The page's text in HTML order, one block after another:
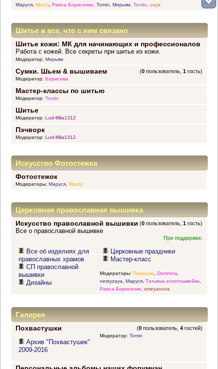
Маруся, Mazzy, Раиса Борисенко, Tomin Мирьям, Tonito zaya
Шитье и все, что с ним связано
Шитье кожи: МК для начинающих и профессионалов
Работа с кожей. Все секреты при шитье из кожи.
Модератор: Мирьям
Сумки. Шьем & вышиваем (0 пользователь,1 гость)
Модератор: Борисова
Мастер-классы по шитью
Модератор: Tonito
Шитье
Модератор: Lud-Mila1312
Пэчворк
Модератор: Lud-Mila1312
Искусство Фотостежка
Фотостежок
Модераторы: Маруся, Mazzy
Церковная православная вышивка
Искусство православной вышивки (0 пользователь,1 гость)
Все о православной вышивке
При поддержке:
Все об изделиях для
православных храмов
СП православной
вышивки
Дизайны
Церковные праздники
Мастер-класс
Модераторы: Пимошка Domnina
nestyzaya
Маруся, Татьяна-золотошвейка
Раиса Борисенко, smeyanova
Галерея
Похвастушки (0 пользователь,4 гостей)
Архив "Похвастушек"
2009-2016
Модератор: Tomin